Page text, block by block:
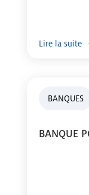
Lire la suite
BANQUES
BANQUE